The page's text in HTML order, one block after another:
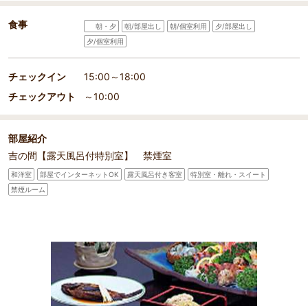
食事 朝・夕 朝/部屋出し 朝/個室利用
夕/部屋出し
夕/個室利用
チェックイン
15:00～18:00
チェックアウト
～10:00
部屋紹介
吉の間【露天風呂付特別室】 禁煙室
和洋室 部屋でインターネットOK 露天風呂付き客室
特別室・離れ・スイート
禁煙ルーム
部屋詳細
*夕食一例。新鮮な海の幸や旬の素材をふんだんに使った